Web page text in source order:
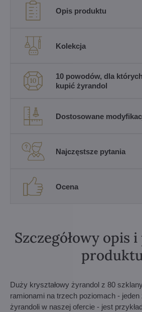
Opis produktu
Kolekcja
10 powodów, dla
kupić żyrandol
Dostosowane
Najczęstsze pytania
Ocena
Szczegółowy opis
Duży kryształowy żyrandol z 80
ramionami na trzech poziomach -
żyrandoli w naszej ofercie - jest